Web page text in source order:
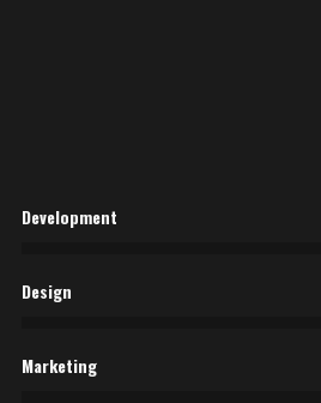
Development
Design
Marketing